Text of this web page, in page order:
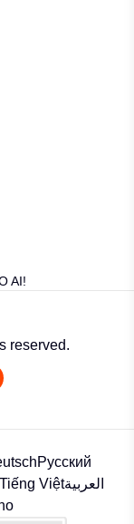
AI!
reserved.
Русский
Tiếng Việtالعربية